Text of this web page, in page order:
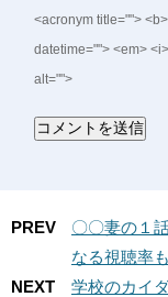
<acronym title="">
datetime=""> <em>
alt="">
PREV
〇〇妻の１
なる視聴率
NEXT
学校のカイ